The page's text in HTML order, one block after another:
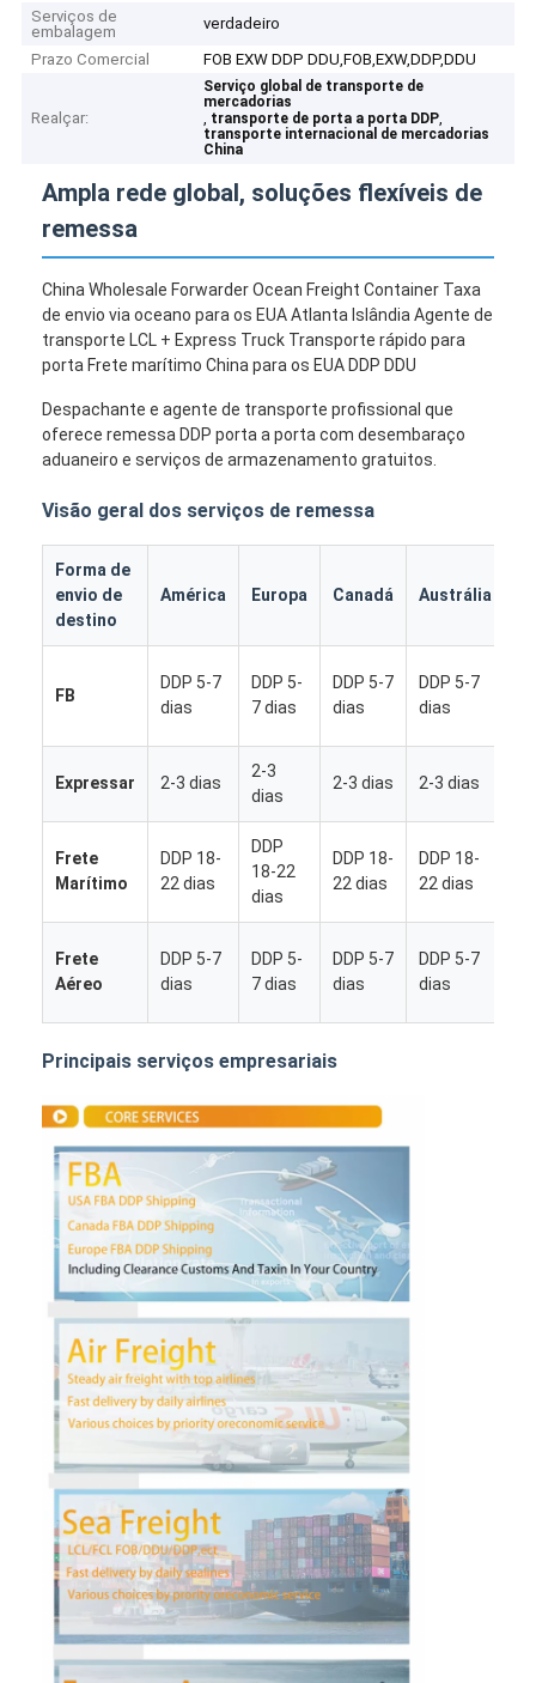
Casa
Produtos
Quem Somos
Fábrica
Controle de Qualidade
Fale Conosco
Converse agora
Frete de ar dianteiro
frete marítimo
Envio de DDP da China
Serviços de
embalagem
verdadeiro
Prazo Comercial
FOB EXW DDP DDU,FOB,EXW,DDP,DDU
Realçar:
Serviço global de transporte de
mercadorias
, transporte de porta a porta DDP,
transporte internacional de mercadorias
China
Ampla rede global, soluções flexíveis de
remessa
China Wholesale Forwarder Ocean Freight Container Taxa
de envio via oceano para os EUA Atlanta Islândia Agente de
transporte LCL + Express Truck Transporte rápido para
porta Frete marítimo China para os EUA DDP DDU
Despachante e agente de transporte profissional que
oferece remessa DDP porta a porta com desembaraço
aduaneiro e serviços de armazenamento gratuitos.
Visão geral dos serviços de remessa
Forma de
envio de
destino
América Europa Canadá Austrália
FB
DDP 5-7
dias
DDP 5-
7 dias
DDP 5-7
dias
DDP 5-7
dias
Expressar 2-3 dias
2-3
dias
2-3 dias 2-3 dias
Frete
Marítimo
DDP 18-
22 dias
DDP
18-22
dias
DDP 18-
22 dias
DDP 18-
22 dias
Frete
Aéreo
DDP 5-7
dias
DDP 5-
7 dias
DDP 5-7
dias
DDP 5-7
dias
Principais serviços empresariais